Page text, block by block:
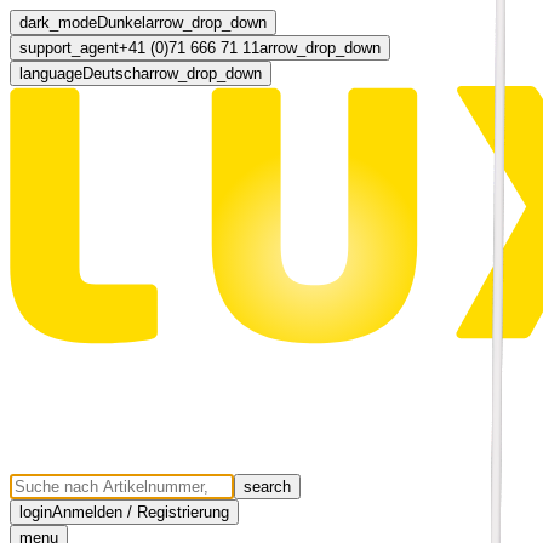
dark_modeDunkel arrow_drop_down
support_agent+41 (0)71 666 71 11arrow_drop_down
languageDeutscharrow_drop_down
search
loginAnmelden / Registrierung
menu